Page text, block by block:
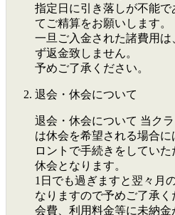
指定日に引き落しが不能
てご精算をお願いします。
一旦ご入金された諸費用
ず返金致しません。
予めご了承ください。
退会・休会について
退会・休会について 当ク
は休会を希望される場合
ロントで手続きをしてい
休会となります。
1日でも過ぎますと翌々月
なりますので予めご了承く
会費、利用料金等に未納